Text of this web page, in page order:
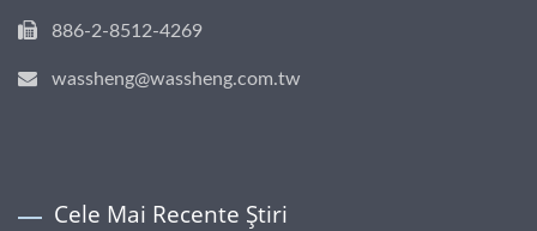
886-2-8512-4269
wassheng@wassheng.com.tw
Cele Mai Recente Știri